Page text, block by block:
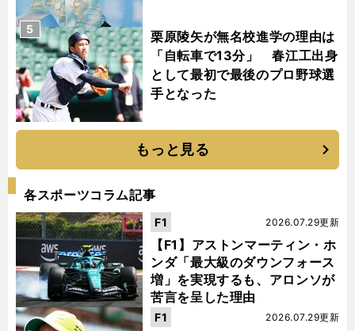
栗原陵矢が無名校進学の理由は
「自転車で13分」 春江工出身
として最初で最後のプロ野球選
手となった
5
もっと見る
各スポーツコラム記事
【F1】アストンマーティン・ホ
ンダ「最大級のダウンフォース
増」を実現するも、アロンソが
苦言を呈した理由
2026.07.29更新
F1
2026.07.29更新
F1